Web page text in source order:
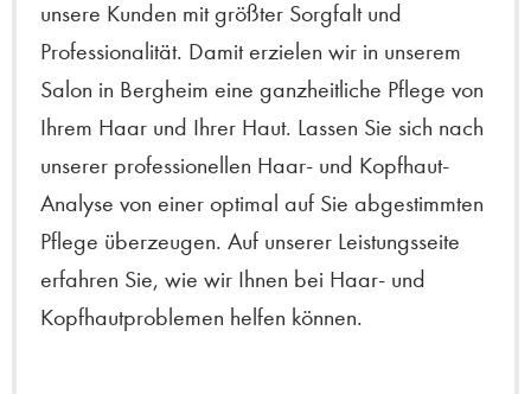
unsere Kunden mit größter Sorgfalt und
Professionalität. Damit erzielen wir in unserem
Salon in Bergheim eine ganzheitliche Pflege von
Ihrem Haar und Ihrer Haut. Lassen Sie sich nach
unserer professionellen Haar- und Kopfhaut-
Analyse von einer optimal auf Sie abgestimmten
Pflege überzeugen. Auf unserer Leistungsseite
erfahren Sie, wie wir Ihnen bei Haar- und
Kopfhautproblemen helfen können.